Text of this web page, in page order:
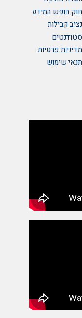
חוק חופש המידע
נציב קבילות
סטודנטים
מדיניות פרטיות
תנאי שימוש